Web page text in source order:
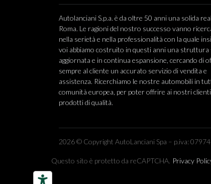
Autolanciani S.p.a. è da oltre 50 anni una solida
Roma. Le ragioni del nostro successo vanno
nella serietà e nella professionalità con la quale
voi abbiamo costruito in questi anni una struttura
aggiornata e in continua espansione, cercando di
sempre al cliente un accurato servizio di vendita e
assistenza. Ricerchiamo le nostre automobili in
comunità europea, per poter offrire ai nostri clienti
prodotti di qualità.
2026 © Copyright AutoLanciani Spa – p.iva:
Questo sito è protetto da reCAPTCHA. Privacy